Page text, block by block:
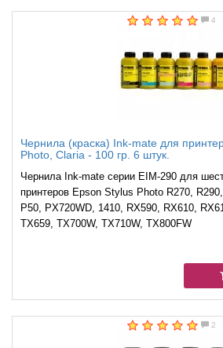
4
Чернила (краска) Ink-mate для
Photo, Claria - 100 гр. 6 штук.
Чернила Ink-mate серии EIM-290 для
принтеров Epson Stylus Photo R270,
P50, PX720WD, 1410, RX590, RX610,
TX659, TX700W, TX710W, TX800FW
2